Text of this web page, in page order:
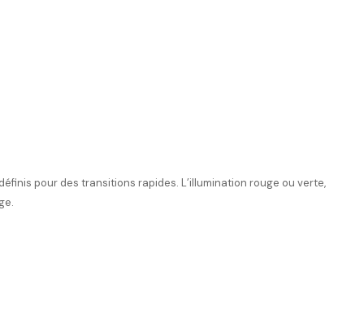
pour des transitions rapides. L’illumination rouge ou verte,